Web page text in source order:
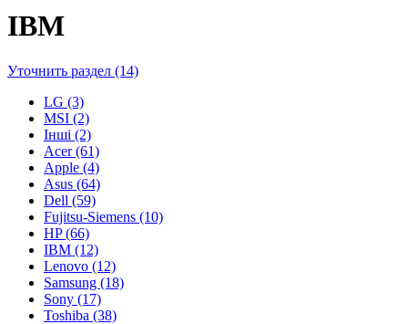
IBM
Уточнить раздел (14)
LG (3)
MSI (2)
Інші (2)
Acer (61)
Apple (4)
Asus (64)
Dell (59)
Fujitsu-Siemens (10)
HP (66)
IBM (12)
Lenovo (12)
Samsung (18)
Sony (17)
Toshiba (38)